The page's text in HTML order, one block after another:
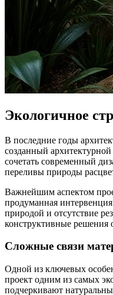
Экологичное
В последние годы
созданный
сочетать современный
переливы природы
Важнейшим аспектом
продуманная
природой и отсутствие
конструктивные решения
Сложные связи
Одной из ключевых
проект одним из самых
подчеркивают